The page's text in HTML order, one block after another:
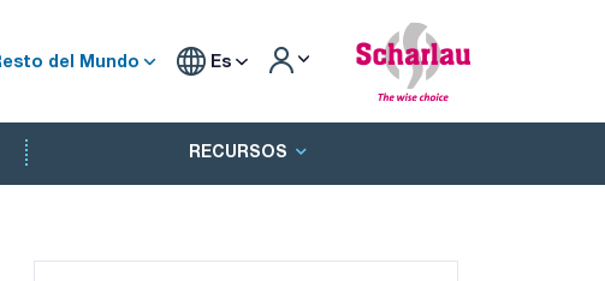
del Mundo Es
RECURSOS